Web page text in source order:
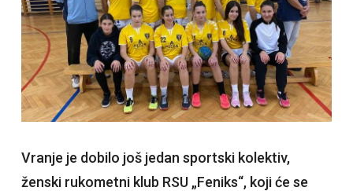
Vranje je dobilo još jedan sportski kolektiv,
ženski rukometni klub RSU „Feniks“, koji će se